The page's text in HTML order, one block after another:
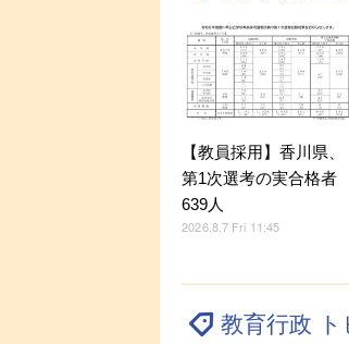
【教員採用】香川県、
第1次選考の実合格者
639人
2026.8.7 Fri 11:45
教育行政 ト